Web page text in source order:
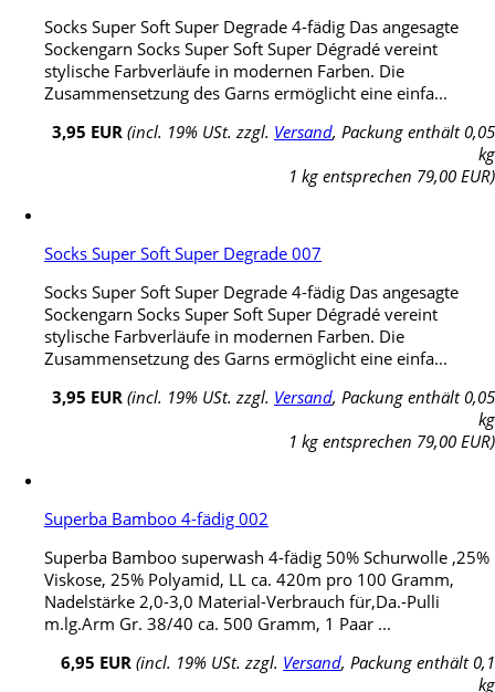
Socks Super Soft Super Degrade 4-fädig Das angesagte
Sockengarn Socks Super Soft Super Dégradé vereint
stylische Farbverläufe in modernen Farben. Die
Zusammensetzung des Garns ermöglicht eine einfa...
3,95 EUR (incl. 19% USt. zzgl. Versand, Packung enthält 0,05
kg
1 kg entsprechen 79,00 EUR)
Socks Super Soft Super Degrade 007
Socks Super Soft Super Degrade 4-fädig Das angesagte
Sockengarn Socks Super Soft Super Dégradé vereint
stylische Farbverläufe in modernen Farben. Die
Zusammensetzung des Garns ermöglicht eine einfa...
3,95 EUR (incl. 19% USt. zzgl. Versand, Packung enthält 0,05
kg
1 kg entsprechen 79,00 EUR)
Superba Bamboo 4-fädig 002
Superba Bamboo superwash 4-fädig 50% Schurwolle ,25%
Viskose, 25% Polyamid, LL ca. 420m pro 100 Gramm,
Nadelstärke 2,0-3,0 Material-Verbrauch für,Da.-Pulli
m.lg.Arm Gr. 38/40 ca. 500 Gramm, 1 Paar ...
6,95 EUR (incl. 19% USt. zzgl. Versand, Packung enthält 0,1
kg